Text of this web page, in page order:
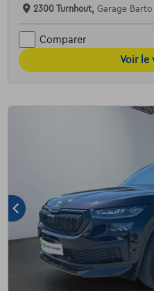
2300 Turnhout, Garage Barto
Comparer
Voir le